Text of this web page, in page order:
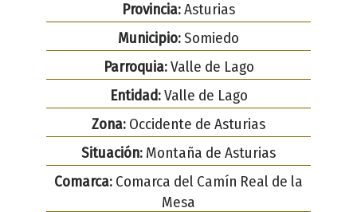
Provincia:Asturias
Municipio:Somiedo
Parroquia:Valle de Lago
Entidad:Valle de Lago
Zona: Occidente de Asturias
Situación: Montaña de Asturias
Comarca: Comarca del Camín Real de la
Mesa